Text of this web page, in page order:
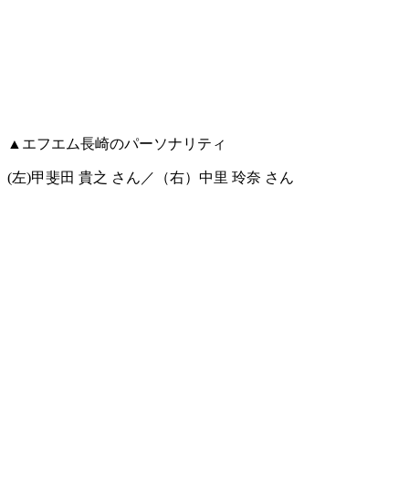
▲エフエム長崎のパーソナリティ
(左)甲斐田 貴之 さん／（右）中里 玲奈 さん